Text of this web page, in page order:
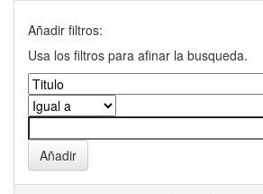
Añadir filtros:
Usa los filtros para afinar la busqueda.